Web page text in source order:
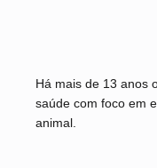
Há mais de 13 anos
saúde com foco em
animal.